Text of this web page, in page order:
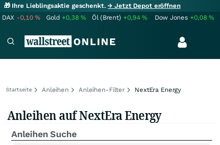
🎁 Ihre Lieblingsaktie geschenkt.→ Jetzt Depot eröffnen
DAX -0,10% Gold +0,38% Öl (Brent) +0,94% Dow Jones +0,08%
Startseite Anleihen Anleihen-Filter NextEra Energy
Anleihen auf NextEra Energy
Anleihen Suche